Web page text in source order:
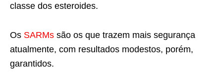
classe dos esteroides.
Os SARMs são os que trazem mais segurança
atualmente, com resultados modestos, porém,
garantidos.